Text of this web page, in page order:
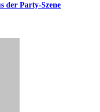
der Party-Szene